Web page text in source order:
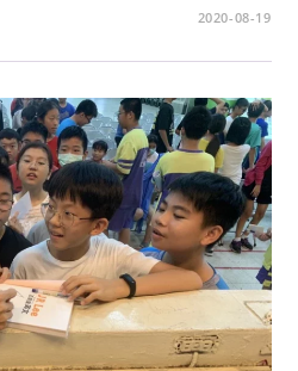
2020-08-19